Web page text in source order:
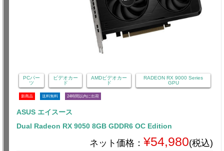
PCパー
ツ
ビデオカー
ド
AMDビデオカー
ド
RADEON RX 9000 Series
GPU
新商品 送料無料 24時間以内に出荷
ASUS エイスース
Dual Radeon RX 9050 8GB GDDR6 OC Edition
ネット価格： ¥54,980(税込)